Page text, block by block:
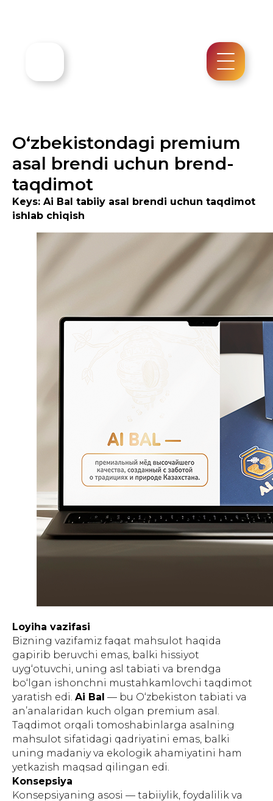
O‘zbekistondagi premium
asal brendi uchun brend-
taqdimot
Keys: Ai Bal tabiiy asal brendi uchun taqdimot
ishlab chiqish
Loyiha vazifasi
Bizning vazifamiz faqat mahsulot haqida
gapirib beruvchi emas, balki hissiyot
uyg‘otuvchi, uning asl tabiati va brendga
bo‘lgan ishonchni mustahkamlovchi taqdimot
yaratish edi. Ai Bal — bu O‘zbekiston tabiati va
an’analaridan kuch olgan premium asal.
Taqdimot orqali tomoshabinlarga asalning
mahsulot sifatidagi qadriyatini emas, balki
uning madaniy va ekologik ahamiyatini ham
yetkazish maqsad qilingan edi.
Konsepsiya
Konsepsiyaning asosi — tabiiylik, foydalilik va